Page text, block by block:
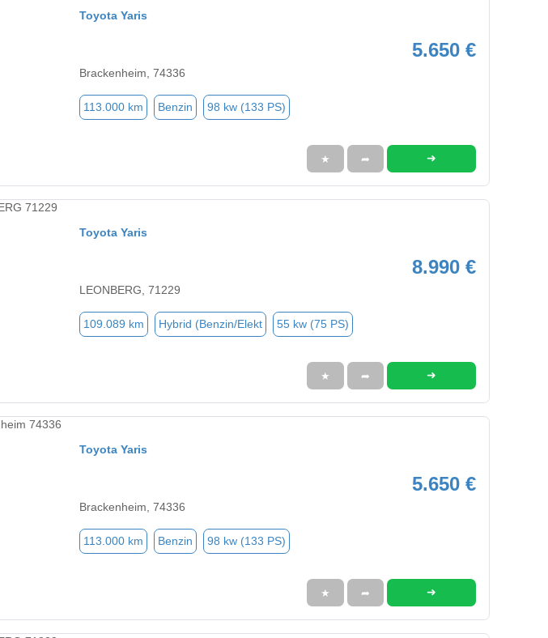
Toyota Yaris
5.650 €
Brackenheim, 74336
113.000 km Benzin 98 kw (133 PS)
★ ➦ ➜
Toyota Yaris
8.990 €
LEONBERG, 71229
109.089 km Hybrid (Benzin/Elekt 55 kw (75 PS)
★ ➦ ➜
Toyota Yaris
5.650 €
Brackenheim, 74336
113.000 km Benzin 98 kw (133 PS)
★ ➦ ➜